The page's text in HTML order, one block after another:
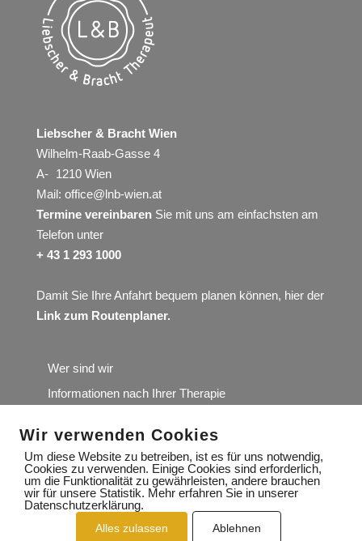
Liebscher & Bracht Wien
Wilhelm-Raab-Gasse 4
A- 1210 Wien
Mail: office@lnb-wien.at
Termine vereinbarenSie mit uns am einfachsten am
Telefon unter
+ 43 1 293 1000
Damit Sie Ihre Anfahrt bequem planen können, hier der
Link zum Routenplaner.
Wer sind wir
Informationen nach Ihrer Therapie
YouTube Übungskanal
Wir würden uns über Ihre Google-Rezension sehr
freuen
Wir verwenden Cookies
Um diese Website zu betreiben, ist es für uns notwendig,
Cookies zu verwenden. Einige Cookies sind erforderlich,
um die Funktionalität zu gewährleisten, andere brauchen
wir für unsere Statistik. Mehr erfahren Sie in unserer
Datenschutzerklärung.
Alles zulassen Ablehnen